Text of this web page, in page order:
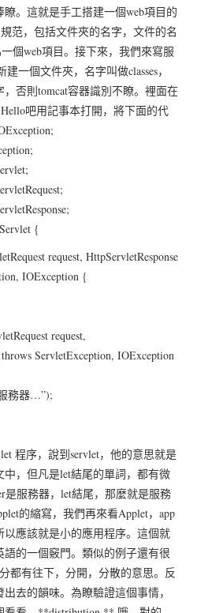
。這就是手工搭建一個web項目的
范，包括文件夾的名字，文件的名
個web項目。接下來，我們來寫服
一個文件夾，名字叫做classes，
否則tomcat容器識別不瞭。裡面在
吧用記事本打開，將下面的代
{
request, HttpServletResponse
IOException {
request,
throws ServletException, IOException
務器…”);
程序，說到servlet，他的意思就是
，但凡是let結尾的單詞，都有微
是服務器，let結尾，那麼就是服務
的縮寫，我們再來看Applet，app
應該就是小的應用程序。這個就
的一個竅門。類似的例子還有很
都有往下，分開，分散的意思。反
去的韻味。為瞭驗證這個事情，